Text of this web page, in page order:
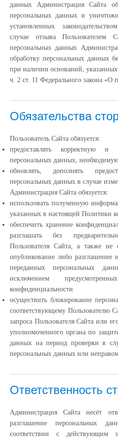
данных Администрация Сайта
персональных данных и
установленных
случае отзыва Пользователем
персональных данных
обработку персональных данных
при наличии оснований,
ч. 2 ст. 11 Федерального закона «О
Обязательства
Пользователь Сайта обязуется:
предоставлять корректную
персональных данных,
обновлять, дополнять
персональных данных в случае
Администрация Сайта обязуется:
использовать полученную
указанных в настоящей Политики
обеспечить хранение
разглашать без
Пользователя Сайта, а также не
опубликование либо
переданных персональных
исключением
конфиденциальности
осуществить блокирование
соответствующему Пользователю
запроса Пользователя Сайта или
уполномоченного органа по
данных на период проверки в
персональных данных или
Ответственность
Администрация Сайта несёт
разглашение персональных
соответствии с действующим